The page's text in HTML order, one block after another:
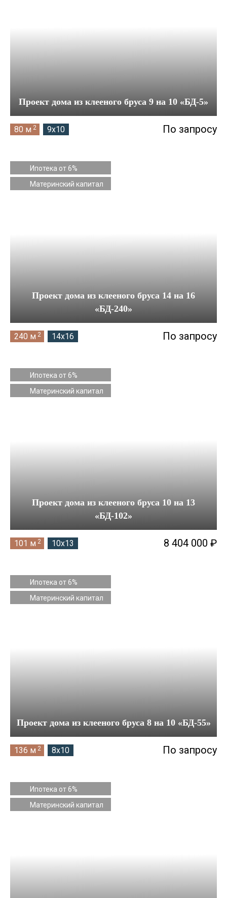
Проект дома из клееного бруса 9 на 10 «БД-5»
80 м 2 9x10 По запросу
Ипотека от 6%
Материнский капитал
Проект дома из клееного бруса 14 на 16
«БД-240»
240 м 2 14x16 По запросу
Ипотека от 6%
Материнский капитал
Проект дома из клееного бруса 10 на 13
«БД-102»
101 м 2 10x13 8 404 000 ₽
Ипотека от 6%
Материнский капитал
Проект дома из клееного бруса 8 на 10 «БД-55»
136 м 2 8x10 По запросу
Ипотека от 6%
Материнский капитал